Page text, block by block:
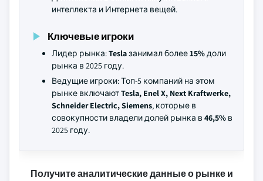
интеллекта и Интернета вещей.
Ключевые игроки
Лидер рынка:Teslaзанимал более15%доли
рынка в 2025 году.
Ведущие игроки: Топ-5 компаний на этом
рынке включаютTesla, Enel X, Next Kraftwerke,
Schneider Electric, Siemens, которые в
совокупности владели долей рынка в 46,5% в
2025 году.
Получите аналитические данные о рынке и